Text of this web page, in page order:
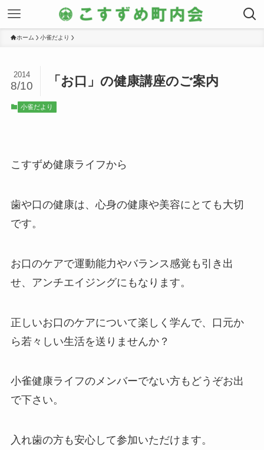
ホーム 小雀だより
「お口」の健康講座のご案内
2014
8/10
小雀だより
こすずめ健康ライフから
歯や口の健康は、心身の健康や美容にとても大切
です。
お口のケアで運動能力やバランス感覚も引き出
せ、アンチエイジングにもなります。
正しいお口のケアについて楽しく学んで、口元か
ら若々しい生活を送りませんか？
小雀健康ライフのメンバーでない方もどうぞお出
で下さい。
入れ歯の方も安心して参加いただけます。